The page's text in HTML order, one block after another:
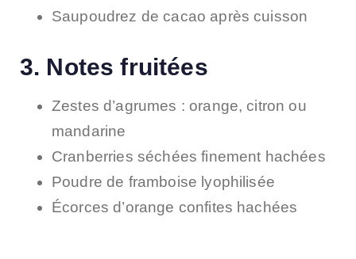
Saupoudrez de cacao après cuisson
3. Notes fruitées
Zestes d’agrumes : orange, citron ou
mandarine
Cranberries séchées finement hachées
Poudre de framboise lyophilisée
Écorces d’orange confites hachées